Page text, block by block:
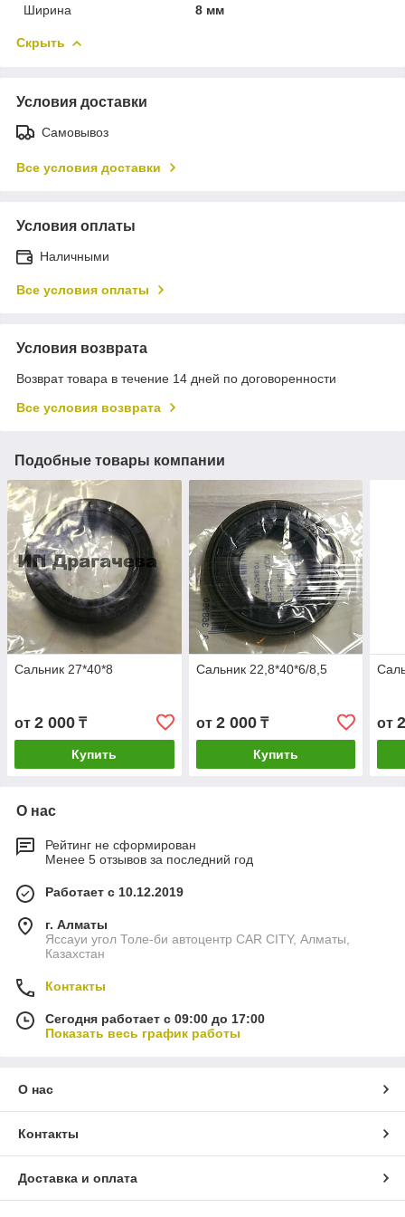
Ширина 8 мм
Скрыть
Условия доставки
Самовывоз
Все условия доставки
Условия оплаты
Наличными
Все условия оплаты
Условия возврата
Возврат товара в течение 14 дней по договоренности
Все условия возврата
Подобные товары компании
Сальник 27*40*8
от 2 000 ₸
Купить
Сальник 22,8*40*6/8,5
от 2 000₸
Купить
от
О нас
Рейтинг не сформирован
Менее 5 отзывов за последний год
Работает с 10.12.2019
г. Алматы
Яссауи угол Толе-би автоцентр CAR CITY, Алматы,
Казахстан
Контакты
Сегодня работает с 09:00 до 17:00
Показать весь график работы
О нас
Контакты
Доставка и оплата